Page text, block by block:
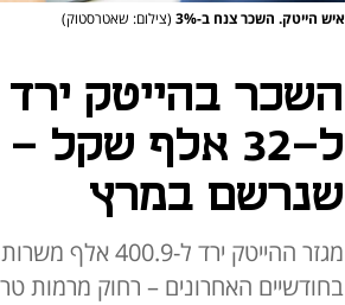
איש הייטק. השכר צנח ב-3% (צילום: שאטרסטוק)
ל-32 אלף
שנרשם במרץ
בחודשיים האחרונים – רחוק מרמות